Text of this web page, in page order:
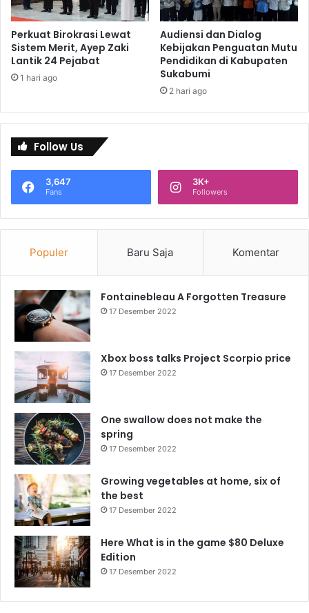
Perkuat Birokrasi Lewat
Sistem Merit, Ayep Zaki
Lantik 24 Pejabat
1 hari ago
Audiensi dan Dialog
Kebijakan Penguatan Mutu
Pendidikan di Kabupaten
Sukabumi
2 hari ago
Follow Us
3,647
Fans
3K+
Followers
Populer Baru Saja Komentar
Fontainebleau A Forgotten Treasure
17 Desember 2022
Xbox boss talks Project Scorpio price
17 Desember 2022
One swallow does not make the
spring
17 Desember 2022
Growing vegetables at home, six of
the best
17 Desember 2022
Here What is in the game $80 Deluxe
Edition
17 Desember 2022